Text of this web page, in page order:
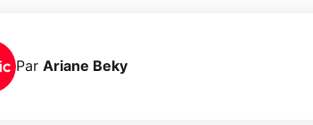
Par Ariane Beky